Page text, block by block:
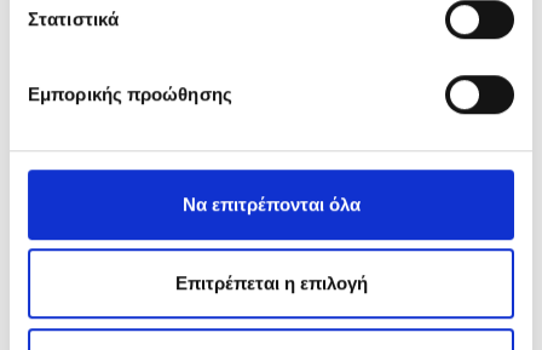
Στατιστικά
Εμπορικής προώθησης
Να επιτρέπονται όλα
Επιτρέπεται η επιλογή